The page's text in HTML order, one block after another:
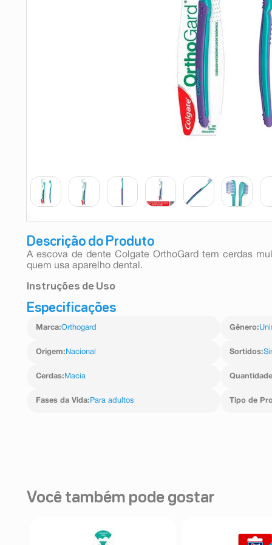
Descrição do Produto
A escova de dente Colgate OrthoGard tem cerdas
quem usa aparelho dental.
Instruções de Uso
Escove seus dentes adequadamente três vezes ao
Especificações
Marca:Orthogard Gênero:
Origem: Nacional Sortidos:
Cerdas: Macia Quantidade
Fases da Vida: Para adultos Tipo de
Você também pode gostar
absorvente
shampoo